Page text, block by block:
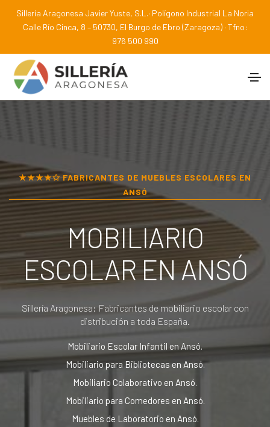
Sillería Aragonesa Javier Yuste, S.L.· Polígono Industrial La Noria
Calle Río Cinca, 8 – 50730, El Burgo de Ebro (Zaragoza) · Tfno:
976 500 990
★★★★✩ FABRICANTES DE MUEBLES ESCOLARES EN
ANSÓ
MOBILIARIO
ESCOLAR ENANSÓ
Sillería Aragonesa: Fabricantes de mobiliario escolar con
distribución a toda España.
Mobiliario Escolar Infantil en Ansó.
Mobiliario para Bibliotecas en Ansó.
Mobiliario Colaborativo en Ansó.
Mobiliario para Comedores en Ansó.
Muebles de Laboratorio en Ansó.